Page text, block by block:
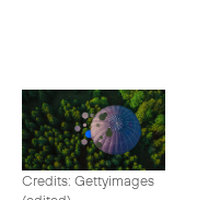
Credits: Gettyimages